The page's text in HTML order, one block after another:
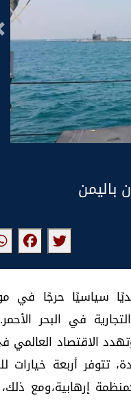
باليمن
سياسيًا حرجًا في
في البحر
الاقتصاد
تتوفر أربعة خيارات
إرهابية،ومع
إيران